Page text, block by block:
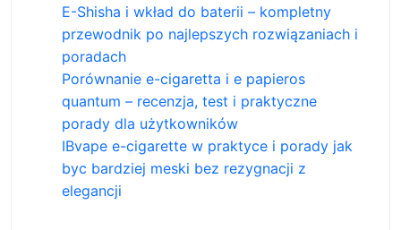
E-Shisha i wkład do baterii – kompletny
przewodnik po najlepszych rozwiązaniach i
poradach
Porównanie e-cigaretta i e papieros
quantum – recenzja, test i praktyczne
porady dla użytkowników
IBvape e-cigarette w praktyce i porady jak
byc bardziej meski bez rezygnacji z
elegancji